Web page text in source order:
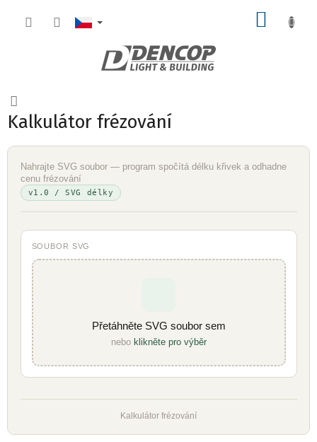
Kalkulátor frézování
Nahrajte SVG soubor — program spočítá délku křivek a odhadne
cenu frézování
v1.0 / SVG délky
SOUBOR SVG
Přetáhněte SVG soubor sem
nebo klikněte pro výběr
Kalkulátor frézování